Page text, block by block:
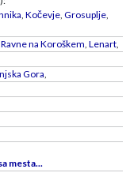
, Kočevje, Grosuplje,
Ravne na Koroškem, Lenart,
Gora,
mesta...